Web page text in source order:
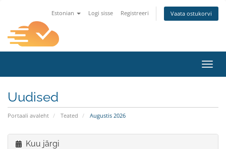
Estonian Logi sisse Registreeri Vaata ostukorvi
Uudised
Portaali avaleht Teated Augustis 2026
Kuu järgi